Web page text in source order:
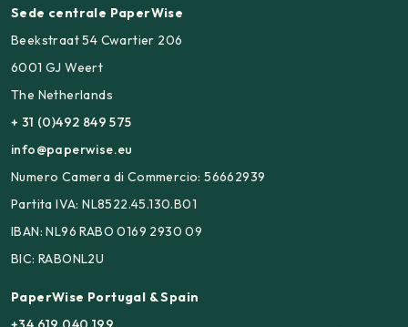
Sede centrale PaperWise
Beekstraat 54 Cwartier 206
6001 GJ Weert
The Netherlands
+ 31 (0)492 849 575
info@paperwise.eu
Numero Camera di Commercio: 56662939
Partita IVA: NL8522.45.130.B01
IBAN: NL96 RABO 0169 2930 09
BIC: RABONL2U
PaperWise Portugal & Spain